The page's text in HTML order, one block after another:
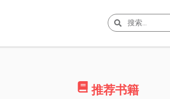
推荐书籍